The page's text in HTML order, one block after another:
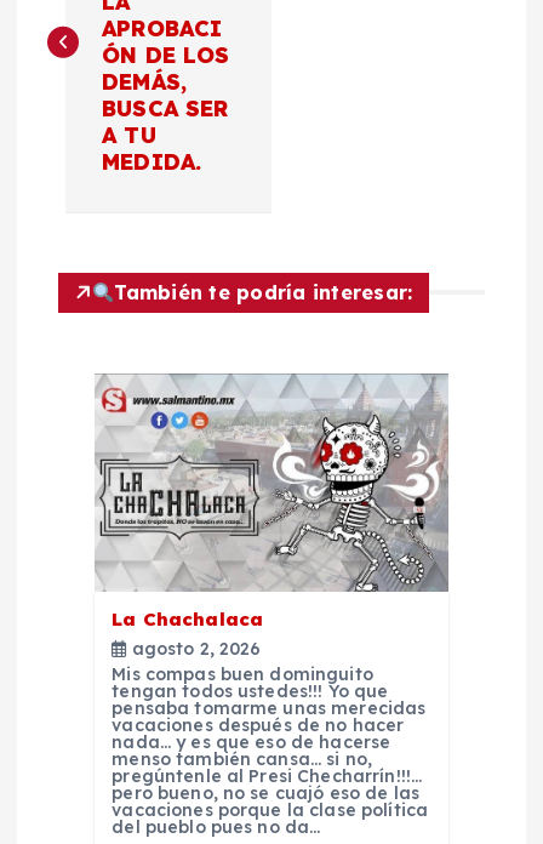
v
e
c
APROBACI
ÓN DE LOS
DEMÁS,
BUSCA SER
A TU
MEDIDA.
También te podría interesar:
La Chachalaca
agosto 2, 2026
Mis compas buen dominguito
tengan todos ustedes!!! Yo que
pensaba tomarme unas merecidas
vacaciones después de no hacer
nada… y es que eso de hacerse
menso también cansa… si no,
pregúntenle al Presi Checharrín!!!…
pero bueno, no se cuajó eso de las
vacaciones porque la clase política
del pueblo pues no da…